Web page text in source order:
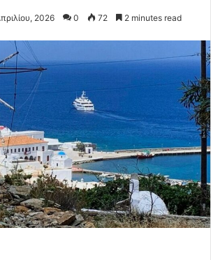
2026 0 72 2 minutes read